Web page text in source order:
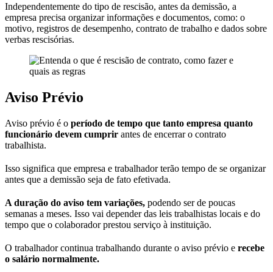
Independentemente do tipo de rescisão, antes da demissão, a
empresa precisa organizar informações e documentos, como: o
motivo, registros de desempenho, contrato de trabalho e dados sobre
verbas rescisórias.
Aviso Prévio
Aviso prévio é o período de tempo que tanto empresa quanto
funcionário devem cumprir antes de encerrar o contrato
trabalhista.
Isso significa que empresa e trabalhador terão tempo de se organizar
antes que a demissão seja de fato efetivada.
A duração do aviso tem variações, podendo ser de poucas
semanas a meses. Isso vai depender das leis trabalhistas locais e do
tempo que o colaborador prestou serviço à instituição.
O trabalhador continua trabalhando durante o aviso prévio e recebe
o salário normalmente.